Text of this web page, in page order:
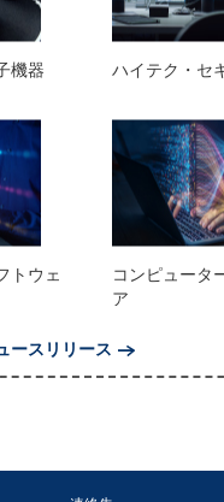
機器 ハイテク・セ
トウェ
コンピュータ
ア
ースリリース